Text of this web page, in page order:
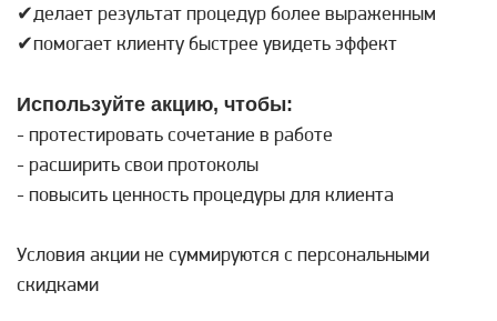
✔делает результат процедур более выраженным
✔помогает клиенту быстрее увидеть эффект
Используйте акцию, чтобы:
- протестировать сочетание в работе
- расширить свои протоколы
- повысить ценность процедуры для клиента
Условия акции не суммируются с персональными
скидками